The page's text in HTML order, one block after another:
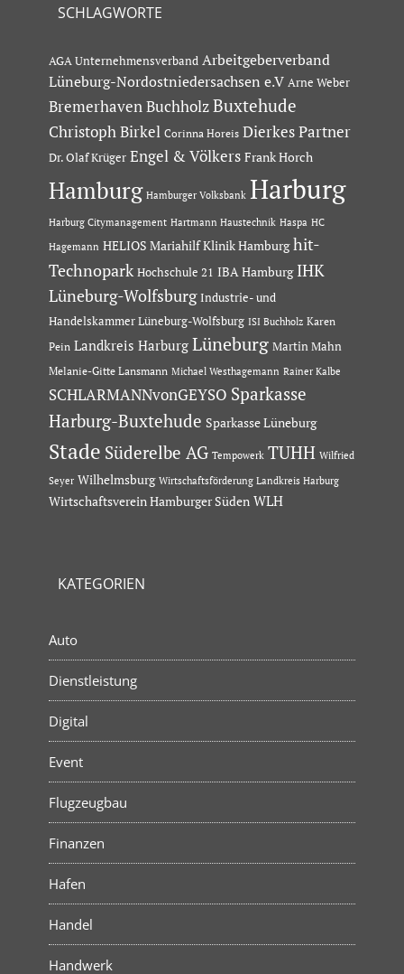
SCHLAGWORTE
AGA Unternehmensverband Arbeitgeberverband
Lüneburg-Nordostniedersachsen e.V Arne Weber
Bremerhaven Buchholz Buxtehude
Christoph Birkel Corinna Horeis Dierkes Partner
Dr. Olaf Krüger Engel & Völkers Frank Horch
Hamburg Hamburger Volksbank Harburg
Harburg Citymanagement Hartmann Haustechnik Haspa HC
Hagemann HELIOS Mariahilf Klinik Hamburg hit-
Technopark Hochschule 21 IBA Hamburg IHK
Lüneburg-Wolfsburg Industrie- und
Handelskammer Lüneburg-Wolfsburg ISI Buchholz Karen
Pein Landkreis Harburg Lüneburg Martin Mahn
Melanie-Gitte Lansmann Michael Westhagemann Rainer Kalbe
SCHLARMANNvonGEYSO Sparkasse
Harburg-Buxtehude Sparkasse Lüneburg
Stade Süderelbe AG Tempowerk TUHH Wilfried
Seyer Wilhelmsburg Wirtschaftsförderung Landkreis Harburg
Wirtschaftsverein Hamburger Süden WLH
KATEGORIEN
Auto
Dienstleistung
Digital
Event
Flugzeugbau
Finanzen
Hafen
Handel
Handwerk